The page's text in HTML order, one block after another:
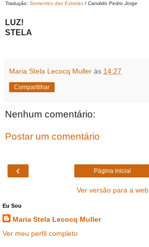
Tradução: Sementes das Estrelas/ Candido Pedro Jorge
LUZ!
STELA
Maria Stela Lecocq Muller às 14:27
Compartilhar
Nenhum comentário:
Postar um comentário
‹ Página inicial
Ver versão para a web
Eu Sou
Maria Stela Lecocq Muller
Ver meu perfil completo